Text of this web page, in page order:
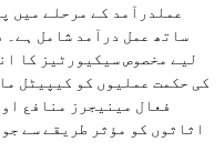
عملدرآمد کے مرحلے میں
ساتھ عمل درآمد شامل ہے۔
لیے مخصوص سیکیورٹیز کا
کی حکمت عملیوں کو کیپیٹل
فعال مینیجرز منافع
اثاثوں کو مؤثر طریقے سے